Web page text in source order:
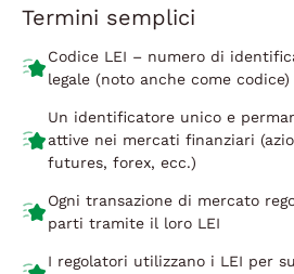
Termini semplici
Codice LEI – numero di
legale (noto anche come codice)
Un identificatore unico e
attive nei mercati finanziari
futures, forex, ecc.)
Ogni transazione di mercato
parti tramite il loro LEI
I regolatori utilizzano i LEI per